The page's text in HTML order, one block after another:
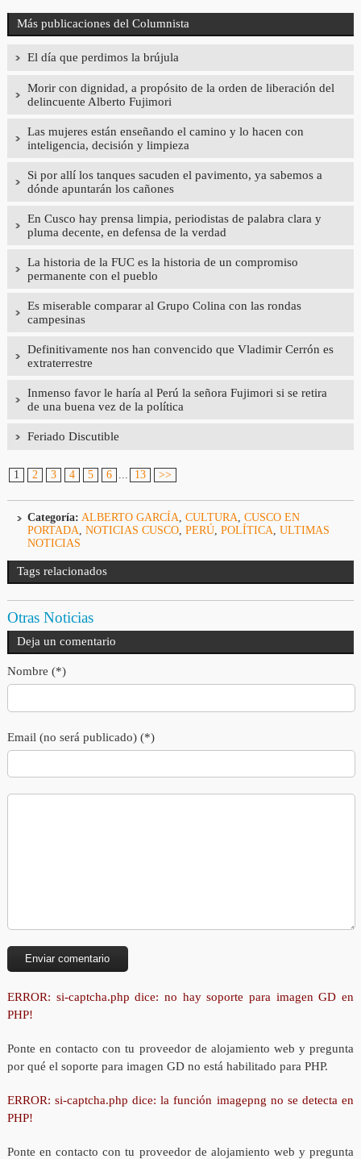
Más publicaciones del Columnista
El día que perdimos la brújula
Morir con dignidad, a propósito de la orden de liberación del
delincuente Alberto Fujimori
Las mujeres están enseñando el camino y lo hacen con
inteligencia, decisión y limpieza
Si por allí los tanques sacuden el pavimento, ya sabemos a
dónde apuntarán los cañones
En Cusco hay prensa limpia, periodistas de palabra clara y
pluma decente, en defensa de la verdad
La historia de la FUC es la historia de un compromiso
permanente con el pueblo
Es miserable comparar al Grupo Colina con las rondas
campesinas
Definitivamente nos han convencido que Vladimir Cerrón es
extraterrestre
Inmenso favor le haría al Perú la señora Fujimori si se retira
de una buena vez de la política
Feriado Discutible
1 2 3 4 5 6 ... 13 >>
Categoría: ALBERTO GARCÍA, CULTURA, CUSCO EN
PORTADA, NOTICIAS CUSCO, PERÚ, POLÍTICA, ULTIMAS
NOTICIAS
Tags relacionados
Otras Noticias
Deja un comentario
Nombre (*)
Email (no será publicado) (*)
ERROR: si-captcha.php dice: no hay soporte para imagen GD en
PHP!
Ponte en contacto con tu proveedor de alojamiento web y pregunta
por qué el soporte para imagen GD no está habilitado para PHP.
ERROR: si-captcha.php dice: la función imagepng no se detecta en
PHP!
Ponte en contacto con tu proveedor de alojamiento web y pregunta